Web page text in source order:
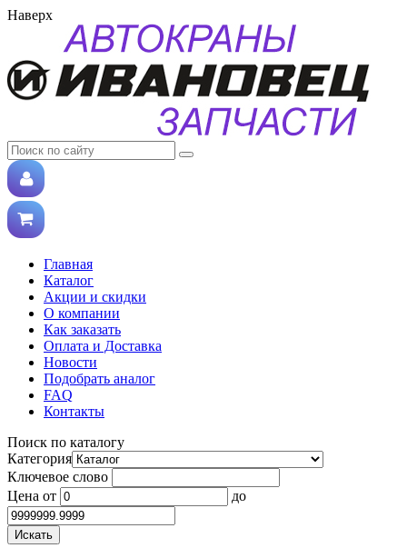
Наверх
Главная
Каталог
Акции и скидки
О компании
Как заказать
Оплата и Доставка
Новости
Подобрать аналог
FAQ
Контакты
Поиск по каталогу
Категория
Ключевое слово
Цена от до